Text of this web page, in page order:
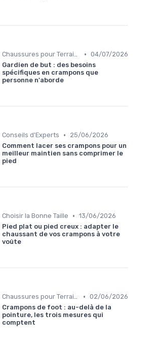
Chaussures pour Terrains Secs • 04/07/2026
Gardien de but : des besoins
spécifiques en crampons que
personne n'aborde
Conseils d'Experts •
25/06/2026
Comment lacer ses crampons pour un
meilleur maintien sans comprimer le
pied
Choisir la Bonne Taille • 13/06/2026
Pied plat ou pied creux : adapter le
chaussant de vos crampons à votre
voûte
Chaussures pour Terrains Gras • 02/06/2026
Crampons de foot : au-delà de la
pointure, les trois mesures qui
comptent